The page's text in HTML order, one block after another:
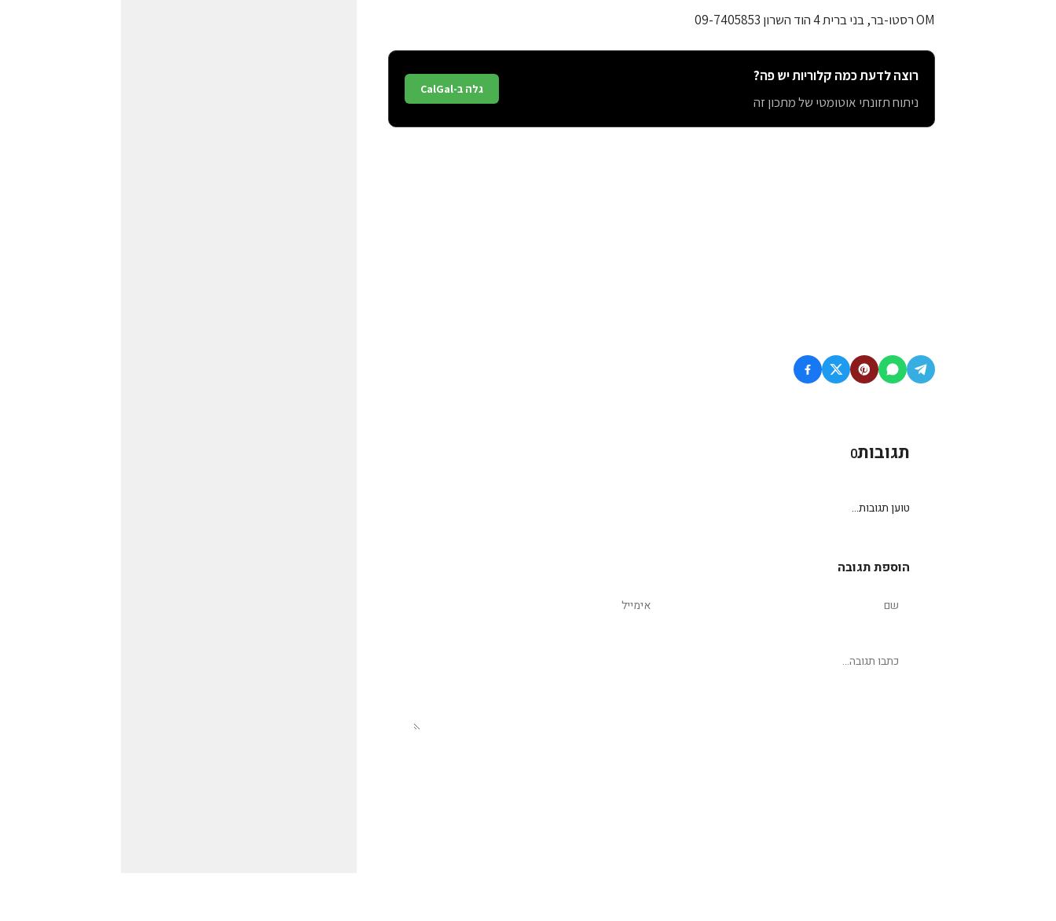
OM רסטו-בר, בני ברית 4 הוד השרון 09-7405853
רוצה לדעת כמה קלוריות יש פה?
ניתוח תזונתי אוטומטי של מתכון זה
גלה ב-CalGal
תגובות0
טוען תגובות...
הוספת תגובה